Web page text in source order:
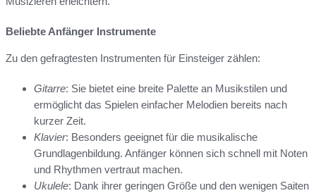
Beliebte Anfänger Instrumente
Zu den gefragtesten Instrumenten für Einsteiger zählen:
Gitarre: Sie bietet eine breite Palette an Musikstilen und
ermöglicht das Spielen einfacher Melodien bereits nach
kurzer Zeit.
Klavier: Besonders geeignet für die musikalische
Grundlagenbildung. Anfänger können sich schnell mit Noten
und Rhythmen vertraut machen.
Ukulele: Dank ihrer geringen Größe und den wenigen Saiten